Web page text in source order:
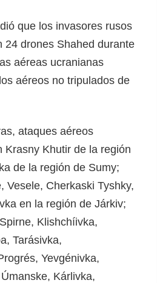
que los invasores rusos
24 drones Shahed durante
aéreas ucranianas
aéreos no tripulados de
ataques aéreos
Krasny Khutir de la región
de la región de Sumy;
Vesele, Cherkaski Tyshky,
en la región de Járkiv;
Klishchíivka,
Tarásivka,
Yevgénivka,
Kárlivka,